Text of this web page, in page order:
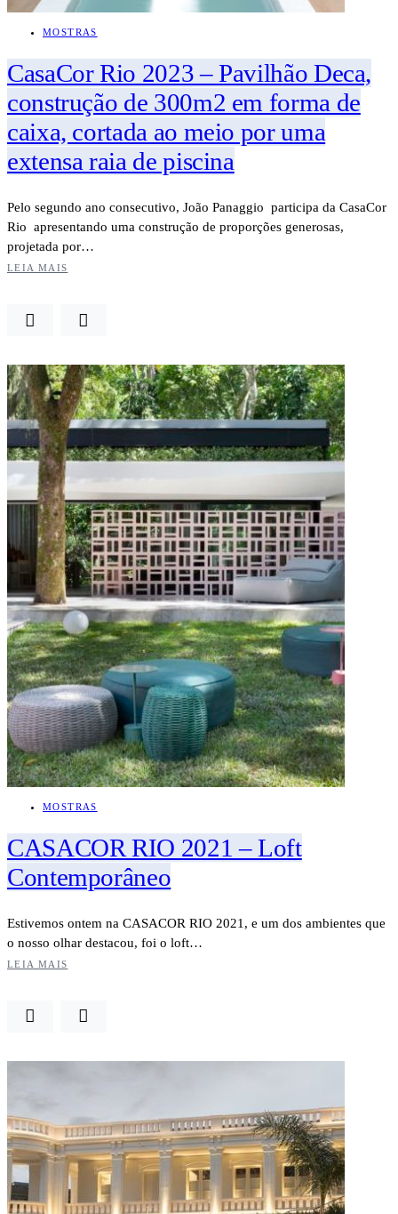
MOSTRAS
CasaCor Rio 2023 – Pavilhão Deca,
construção de 300m2 em forma de
caixa, cortada ao meio por uma
extensa raia de piscina
Pelo segundo ano consecutivo, João Panaggio participa da CasaCor
Rio apresentando uma construção de proporções generosas,
projetada por…
LEIA MAIS
MOSTRAS
CASACOR RIO 2021 – Loft
Contemporâneo
Estivemos ontem na CASACOR RIO 2021, e um dos ambientes que
o nosso olhar destacou, foi o loft…
LEIA MAIS